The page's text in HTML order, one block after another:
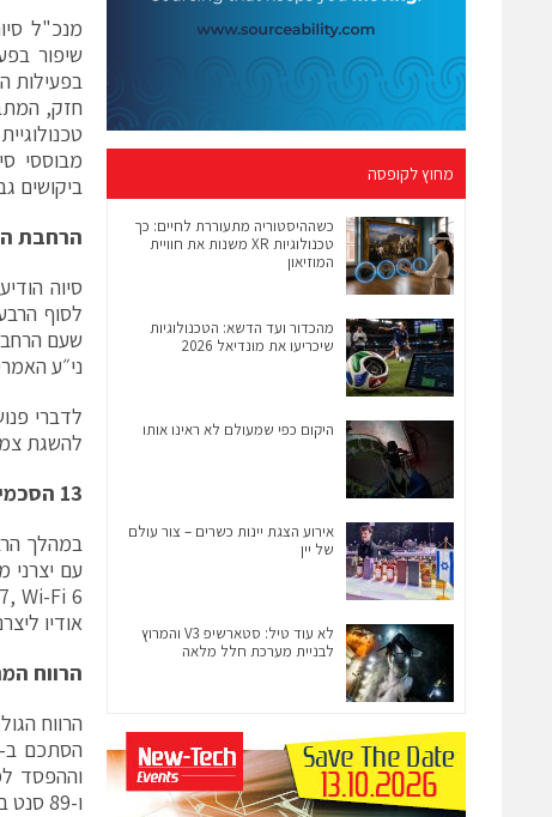
מנכ"ל
שיפור
בפעילות
ביקושים
הרחבת
ני״ע
להשגת
13 הסכמים ברבעון
אודיו
הרווח
ו-89 סנט ברבעון המקביל.
מחוץ לקופסה
כשההיסטוריה מתעוררת לחיים: כך
טכנולוגיות XR משנות את חוויית
המוזיאון
מהכדור ועד הדשא: הטכנולוגיות
שיכריעו את מונדיאל 2026
היקום כפי שמעולם לא ראינו אותו
אירוע הצגת יינות כשרים – צור עולם
של יין
לא עוד טיל: סטארשיפ V3 והמרוץ
לבניית מערכת חלל מלאה